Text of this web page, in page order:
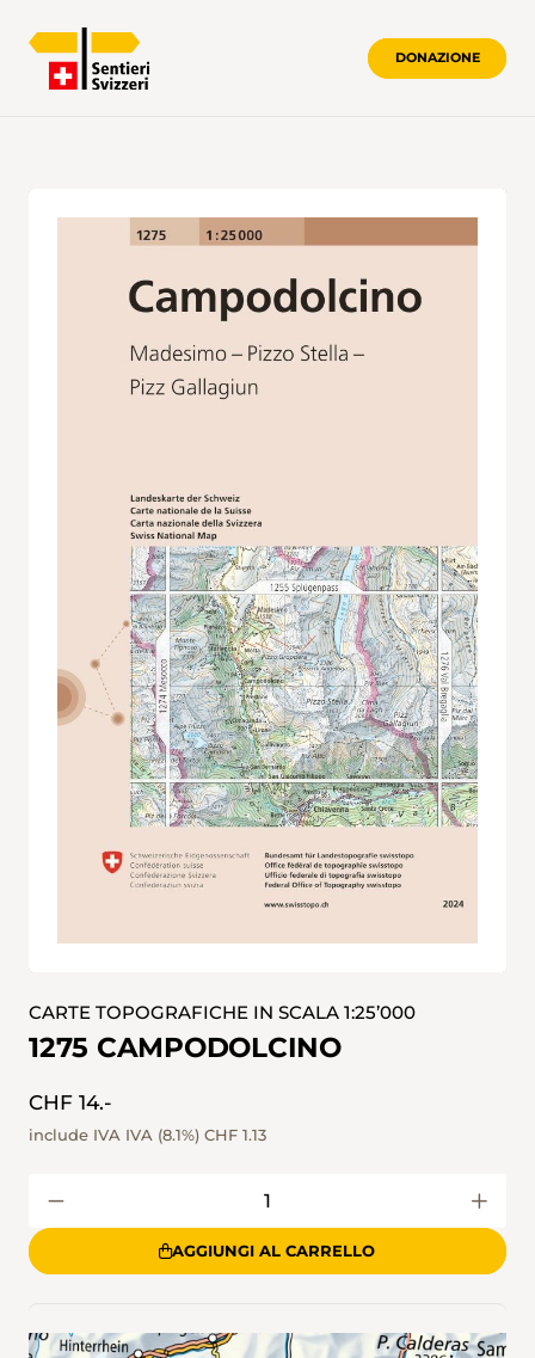
DONAZIONE
CARTE TOPOGRAFICHE IN SCALA 1:25’000
1275 CAMPODOLCINO
CHF 14.-
include IVA IVA (8.1%) CHF 1.13
AGGIUNGI AL CARRELLO